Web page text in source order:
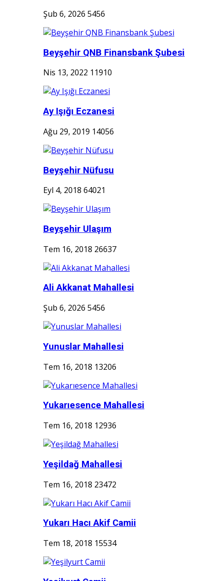
Şub 6, 2026 5456
Beyşehir QNB Finansbank Şubesi
Nis 13, 2022 11910
Ay Işığı Eczanesi
Ağu 29, 2019 14056
Beyşehir Nüfusu
Eyl 4, 2018 64021
Beyşehir Ulaşım
Tem 16, 2018 26637
Ali Akkanat Mahallesi
Şub 6, 2026 5456
Yunuslar Mahallesi
Tem 16, 2018 13206
Yukarıesence Mahallesi
Tem 16, 2018 12936
Yeşildağ Mahallesi
Tem 16, 2018 23472
Yukarı Hacı Akif Camii
Tem 18, 2018 15534